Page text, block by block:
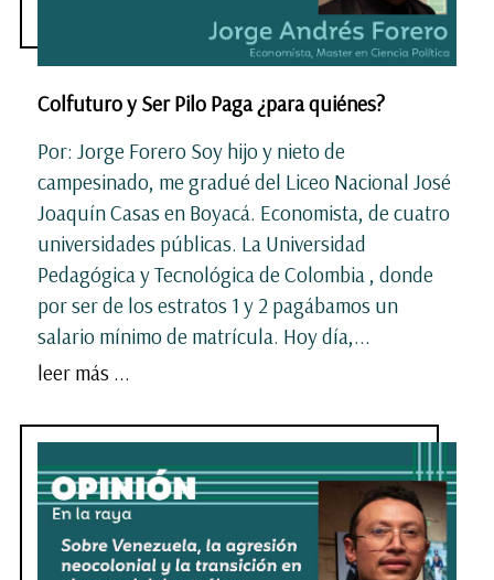
Colfuturo y Ser Pilo Paga ¿para quiénes?
Por: Jorge Forero Soy hijo y nieto de
campesinado, me gradué del Liceo Nacional José
Joaquín Casas en Boyacá. Economista, de cuatro
universidades públicas. La Universidad
Pedagógica y Tecnológica de Colombia , donde
por ser de los estratos 1 y 2 pagábamos un
salario mínimo de matrícula. Hoy día,...
leer más ...